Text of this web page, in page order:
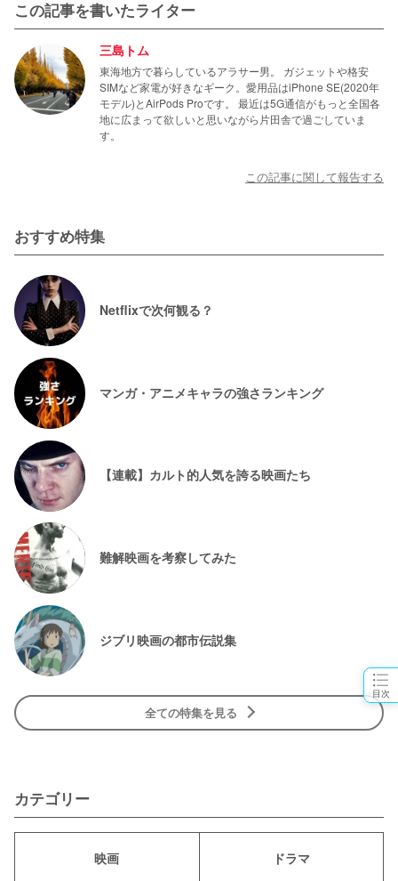
目次
この記事を書いたライター
三島トム
東海地方で暮らしているアラサー男。 ガジェットや格安
SIMなど家電が好きなギーク。愛用品はiPhone SE(2020年
モデル)とAirPods Proです。 最近は5G通信がもっと全国各
地に広まって欲しいと思いながら片田舎で過ごしていま
す。
この記事に関して報告する
おすすめ特集
Netflixで次何観る？
マンガ・アニメキャラの強さランキング
【連載】カルト的人気を誇る映画たち
難解映画を考察してみた
ジブリ映画の都市伝説集
全ての特集を見る
カテゴリー
映画 ドラマ